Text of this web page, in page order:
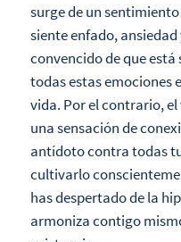
surge de un
siente enfado,
convencido de que
todas estas emociones
vida. Por el contrario,
una sensación de
antídoto contra todas
cultivarlo
has despertado de la
armoniza contigo